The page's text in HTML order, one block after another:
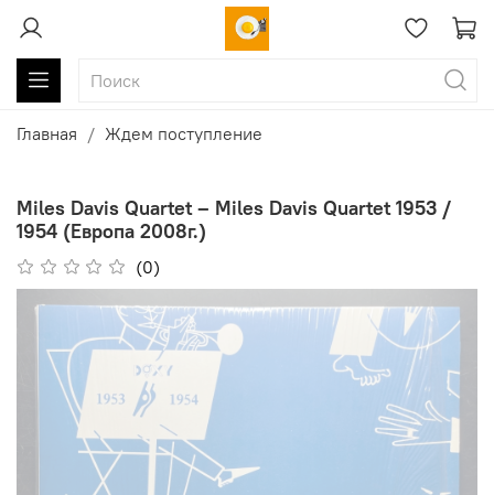
Главная Ждем поступление
Miles Davis Quartet – Miles Davis Quartet 1953 /
1954 (Европа 2008г.)
(0)